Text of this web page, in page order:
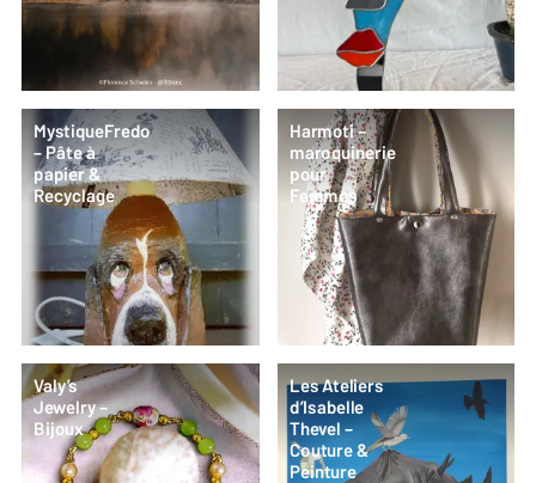
MystiqueFredo
– Pâte à
papier &
Recyclage
Harmoti –
maroquinerie
pour
Femmes
Valy’s
Jewelry –
Bijoux
Les Ateliers
d’Isabelle
Thevel –
Couture &
Peinture